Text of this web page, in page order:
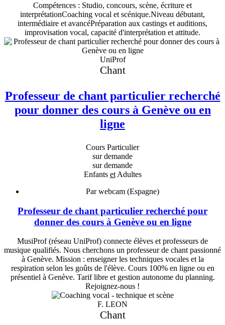
Compétences : Studio, concours, scène, écriture et
interprétationCoaching vocal et scénique.Niveau débutant,
intermédiaire et avancéPréparation aux castings et auditions,
improvisation vocal, capacité d'interprétation et attitude.
UniProf
Chant
Professeur de chant particulier recherché
pour donner des cours à Genève ou en
ligne
Cours Particulier
sur demande
sur demande
Enfants etAdultes
Par webcam (Espagne)
Professeur de chant particulier recherché pour
donner des cours à Genève ou en ligne
MusiProf (réseau UniProf) connecte élèves et professeurs de
musique qualifiés. Nous cherchons un professeur de chant passionné
à Genève. Mission : enseigner les techniques vocales et la
respiration selon les goûts de l'élève. Cours 100% en ligne ou en
présentiel à Genève. Tarif libre et gestion autonome du planning.
Rejoignez-nous !
F. LEON
Chant